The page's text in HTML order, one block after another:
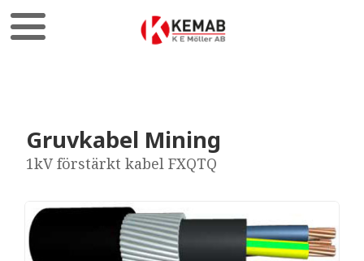
Gruvkabel Mining
1kV förstärkt kabel FXQTQ